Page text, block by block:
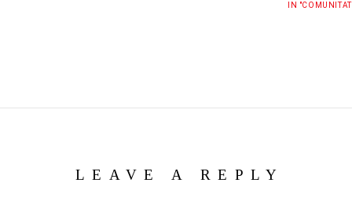
IN
LEAVE A REPLY